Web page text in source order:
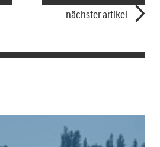
nächster artikel